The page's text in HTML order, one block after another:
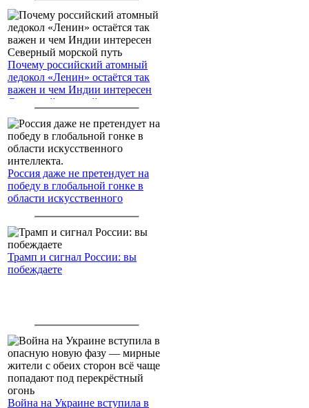
Почему российский атомный
ледокол «Ленин» остаётся так
важен и чем Индии интересен
Северный морской путь
Россия даже не претендует на
победу в глобальной гонке в
области искусственного
Трамп и сигнал России: вы
побеждаете
Война на Украине вступила в